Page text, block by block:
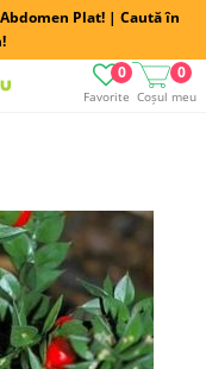
Plat! | Caută în
Favorite
0
Coșul meu
0